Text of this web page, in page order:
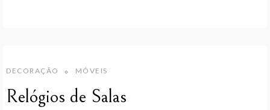
DECORAÇÃO MÓVEIS
Relógios de Salas